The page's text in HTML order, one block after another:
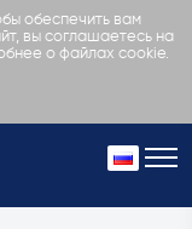
обеспечить вам
вы соглашаетесь на
о файлах cookie.